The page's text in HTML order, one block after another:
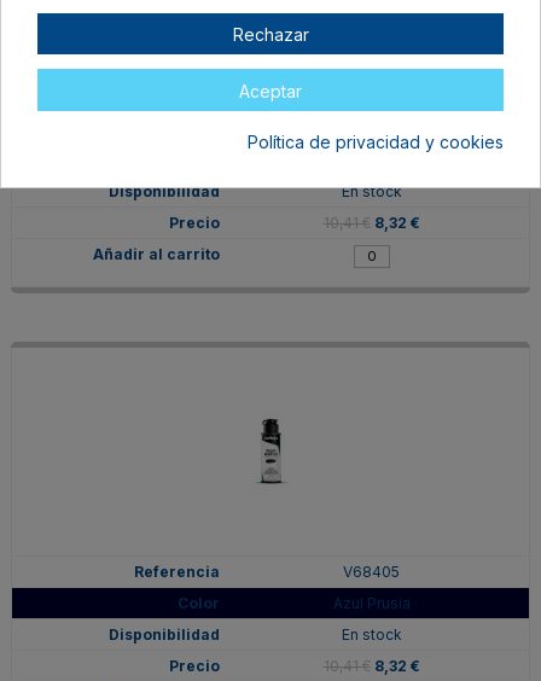
En stock
10,41 € 8,32 €
V68405
Azul Prusia
En stock
10,41 € 8,32 €
Rechazar
Aceptar
Política de privacidad y cookies